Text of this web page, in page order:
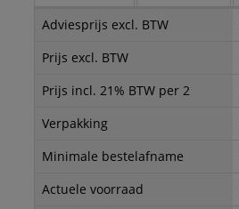
Adviesprijs excl. BTW
Prijs excl. BTW
Prijs incl. 21% BTW per 2
Verpakking
Minimale bestelafname
Actuele voorraad